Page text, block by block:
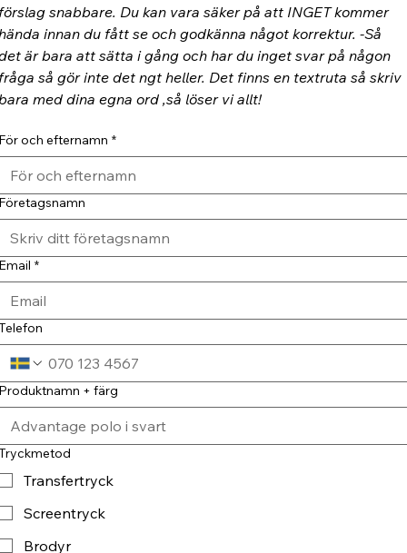
snabbare. Du kan vara säker på att INGET kommer
innan du fått se och godkänna något korrektur. -Så
är bara att sätta i gång och har du inget svar på någon
så gör inte det ngt heller. Det finns en textruta så skriv
med dina egna ord ,så löser vi allt!
och efternamn *
*
+ färg
Transfertryck
Screentryck
Brodyr